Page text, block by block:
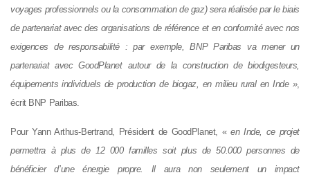
voyages professionnels ou la consommation de gaz) sera réalisée par le biais
de partenariat avec des organisations de référence et en conformité avec nos
exigences de responsabilité : par exemple, BNP Paribas va mener un
partenariat avec GoodPlanet autour de la construction de biodigesteurs,
équipements individuels de production de biogaz, en milieu rural en Inde »,
écrit BNP Paribas.
Pour Yann Arthus-Bertrand, Président de GoodPlanet, «en Inde, ce projet
permettra à plus de 12 000 familles soit plus de 50.000 personnes de
bénéficier d’une énergie propre. Il aura non seulement un impact